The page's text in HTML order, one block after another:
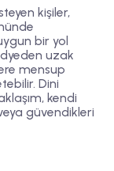
kişiler,
bir yol
uzak
mensup
Dini
kendi
güvendikleri